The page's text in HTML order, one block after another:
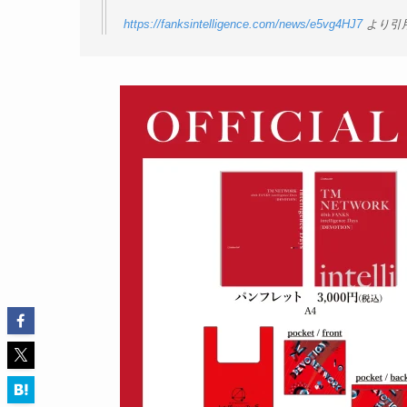
https://fanksintelligence.com/news/e5vg4HJ7より引